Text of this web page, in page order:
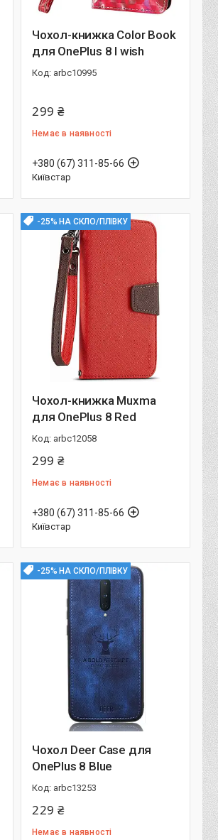
Чохол-книжка Color Book
для OnePlus 8 I wish
arbc10995
299 ₴
Немає в наявності
+380 (67) 311-85-66
Київстар
-25% НА СКЛО/ПЛІВКУ
Чохол-книжка Muxma
для OnePlus 8 Red
arbc12058
299 ₴
Немає в наявності
+380 (67) 311-85-66
Київстар
-25% НА СКЛО/ПЛІВКУ
Чохол Deer Case для
OnePlus 8 Blue
arbc13253
229 ₴
Немає в наявності